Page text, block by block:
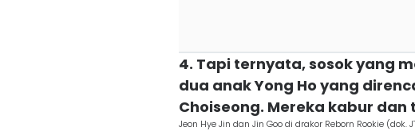
4. Tapi ternyata, sosok yang
dua anak Yong Ho yang
Choiseong. Mereka kabur
Jeon Hye Jin dan Jin Goo di drakor Reborn Rookie (dok.